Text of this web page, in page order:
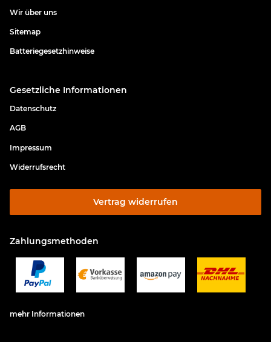
Wir über uns
Sitemap
Batteriegesetzhinweise
Gesetzliche Informationen
Datenschutz
AGB
Impressum
Widerrufsrecht
Vertrag widerrufen
Zahlungsmethoden
mehr Informationen